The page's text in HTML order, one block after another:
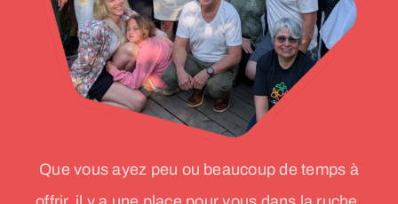
Que vous ayez peu ou beaucoup de temps à